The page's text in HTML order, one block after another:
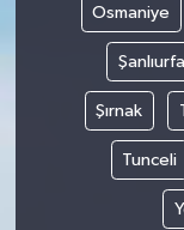
Osmaniye
Şanlıurfa
Şırnak
Tunceli